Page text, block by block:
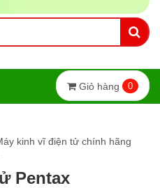
Giỏ hàng 0
kinh vĩ điện tử chính hãng
Pentax